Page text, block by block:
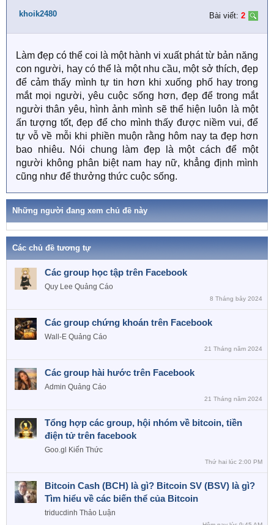
khoik2480 Bài viết: 2
Làm đẹp có thể coi là một hành vi xuất phát từ bản năng
con người, hay có thể là một nhu cầu, một sở thích, đẹp
để cảm thấy mình tự tin hơn khi xuống phố hay trong
mắt mọi người, yêu cuộc sống hơn, đẹp để trong mắt
người thân yêu, hình ảnh mình sẽ thể hiện luôn là một
ấn tượng tốt, đẹp để cho mình thấy được niềm vui, để
tự vỗ về mỗi khi phiền muộn rằng hôm nay ta đẹp hơn
bao nhiêu. Nói chung làm đẹp là một cách để một
người không phân biệt nam hay nữ, khẳng định mình
cũng như để thưởng thức cuộc sống.
Những người đang xem chủ đề này
Các chủ đề tương tự
Các group học tập trên Facebook
Quy Lee Quảng Cáo
8 Tháng bảy 2024
Các group chứng khoán trên Facebook
Wall-E Quảng Cáo
21 Tháng năm 2024
Các group hài hước trên Facebook
Admin Quảng Cáo
21 Tháng năm 2024
Tổng hợp các group, hội nhóm về bitcoin, tiền
điện tử trên facebook
Goo.gl Kiến Thức
Thứ hai lúc 2:00 PM
Bitcoin Cash (BCH) là gì? Bitcoin SV (BSV) là gì?
Tìm hiểu về các biến thể của Bitcoin
triducdinh Thảo Luận